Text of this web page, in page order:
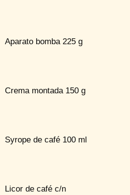
Aparato bomba 225 g
Crema montada 150 g
Syrope de café 100 ml
Licor de café c/n